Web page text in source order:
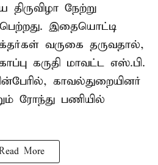
நேற்று
இதையொட்டி
வருகை தருவதால்,
கருதி மாவட்ட எஸ்.பி.
காவல்துறையினர்
ரோந்து பணியில்
More